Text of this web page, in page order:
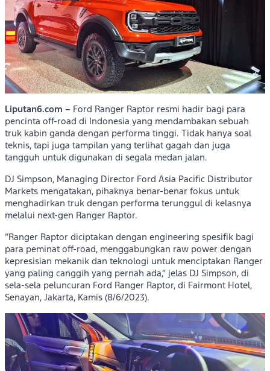
Liputan6.com – Ford Ranger Raptor resmi hadir bagi para
pencinta off-road di Indonesia yang mendambakan sebuah
truk kabin ganda dengan performa tinggi. Tidak hanya soal
teknis, tapi juga tampilan yang terlihat gagah dan juga
tangguh untuk digunakan di segala medan jalan.
DJ Simpson, Managing Director Ford Asia Pacific Distributor
Markets mengatakan, pihaknya benar-benar fokus untuk
menghadirkan truk dengan performa terunggul di kelasnya
melalui next-gen Ranger Raptor.
“Ranger Raptor diciptakan dengan engineering spesifik bagi
para peminat off-road, menggabungkan raw power dengan
kepresisian mekanik dan teknologi untuk menciptakan Ranger
yang paling canggih yang pernah ada,” jelas DJ Simpson, di
sela-sela peluncuran Ford Ranger Raptor, di Fairmont Hotel,
Senayan, Jakarta, Kamis (8/6/2023).